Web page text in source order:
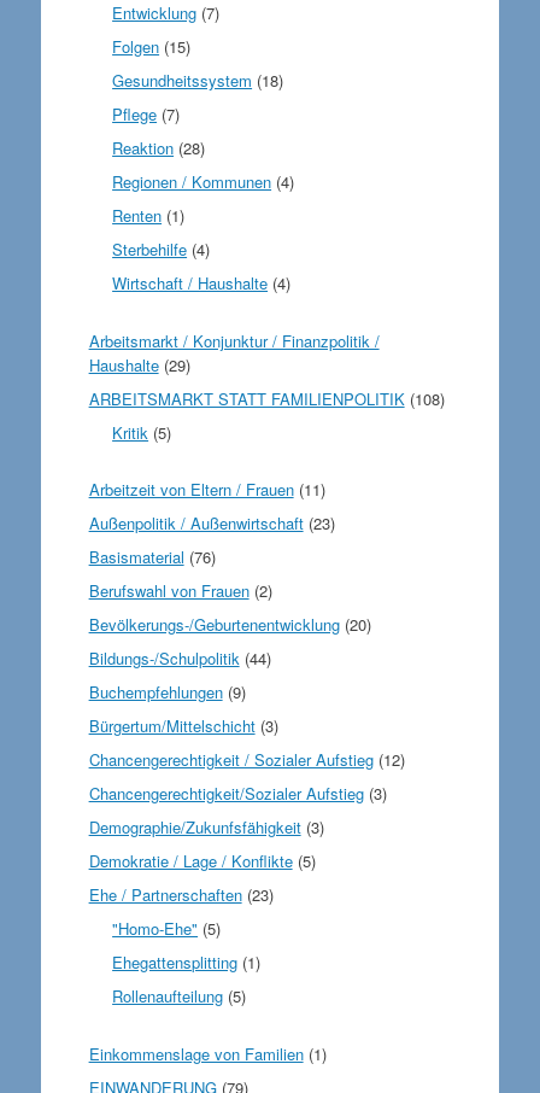
Entwicklung (7)
Folgen (15)
Gesundheitssystem (18)
Pflege (7)
Reaktion (28)
Regionen / Kommunen (4)
Renten (1)
Sterbehilfe (4)
Wirtschaft / Haushalte (4)
Arbeitsmarkt / Konjunktur / Finanzpolitik /
Haushalte(29)
ARBEITSMARKT STATT FAMILIENPOLITIK(108)
Kritik (5)
Arbeitzeit von Eltern / Frauen(11)
Außenpolitik / Außenwirtschaft(23)
Basismaterial (76)
Berufswahl von Frauen(2)
Bevölkerungs-/Geburtenentwicklung(20)
Bildungs-/Schulpolitik(44)
Buchempfehlungen(9)
Bürgertum/Mittelschicht(3)
Chancengerechtigkeit / Sozialer Aufstieg(12)
Chancengerechtigkeit/Sozialer Aufstieg(3)
Demographie/Zukunfsfähigkeit(3)
Demokratie / Lage / Konflikte(5)
Ehe / Partnerschaften(23)
"Homo-Ehe" (5)
Ehegattensplitting (1)
Rollenaufteilung (5)
Einkommenslage von Familien(1)
EINWANDERUNG(79)